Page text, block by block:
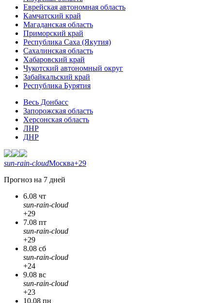
Еврейская автономная область
Камчатский край
Магаданская область
Приморский край
Республика Саха (Якутия)
Сахалинская область
Хабаровский край
Чукотский автономный округ
Забайкальский край
Республика Бурятия
Весь Донбасс
Запорожская область
Херсонская область
ЛНР
ДНР
sun-rain-cloudМосква+29
Прогноз на 7 дней
6.08 чт
sun-rain-cloud
+29
7.08 пт
sun-rain-cloud
+29
8.08 сб
sun-rain-cloud
+24
9.08 вс
sun-rain-cloud
+23
10.08 пн